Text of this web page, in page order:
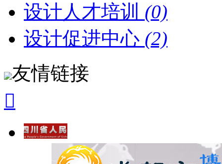
设计人才培训 (0)
设计促进中心 (2)
友情链接
